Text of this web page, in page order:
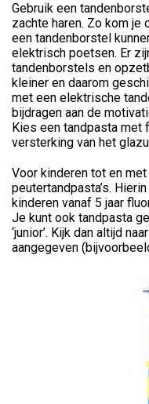
Gebruik een
zachte haren. Zo kom je
een tandenborstel
elektrisch poetsen. Er
tandenborstels en
kleiner en daarom
met een elektrische
bijdragen aan de
Kies een tandpasta met
versterking van het
Voor kinderen tot en
peutertandpasta’s.
kinderen vanaf 5 jaar
Je kunt ook tandpasta
‘junior’. Kijk dan altijd
aangegeven